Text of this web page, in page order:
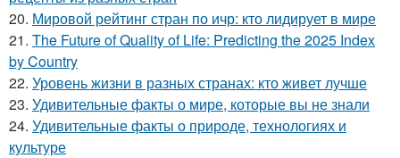
20. Мировой рейтинг стран по ичр: кто лидирует в мире
21. The Future of Quality of Life: Predicting the 2025 Index
by Country
22. Уровень жизни в разных странах: кто живет лучше
23. Удивительные факты о мире, которые вы не знали
24. Удивительные факты о природе, технологиях и
культуре